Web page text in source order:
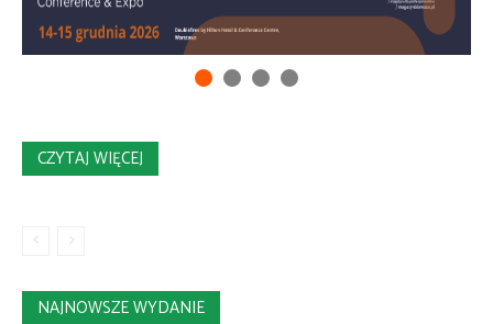
CZYTAJ WIĘCEJ
NAJNOWSZE WYDANIE